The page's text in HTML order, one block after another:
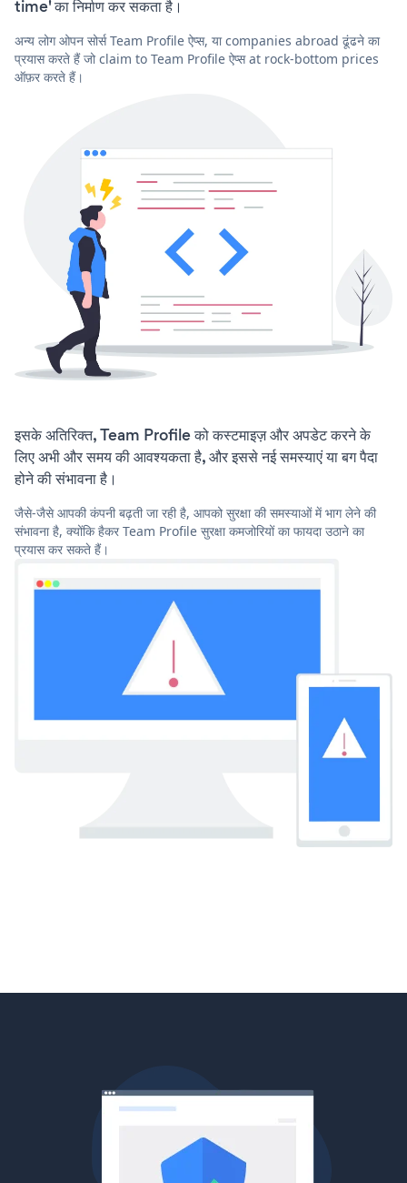
time' का निर्माण कर सकता है।
अन्य लोग ओपन सोर्स Team Profile ऐप्स, या companies abroad ढूंढने का
प्रयास करते हैं जो claim to Team Profile ऐप्स at rock-bottom prices
ऑफ़र करते हैं।
इसके अतिरिक्त, Team Profile को कस्टमाइज़ और अपडेट करने के
लिए अभी और समय की आवश्यकता है, और इससे नई समस्याएं या बग पैदा
होने की संभावना है।
जैसे-जैसे आपकी कंपनी बढ़ती जा रही है, आपको सुरक्षा की समस्याओं में भाग लेने की
संभावना है, क्योंकि हैकर Team Profile सुरक्षा कमजोरियों का फायदा उठाने का
प्रयास कर सकते हैं।